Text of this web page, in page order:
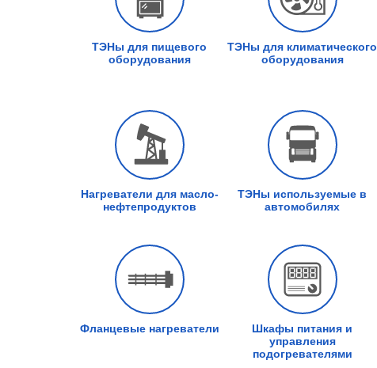
ТЭНы для пищевого
оборудования
ТЭНы для климатического
оборудования
Нагреватели для масло-
нефтепродуктов
ТЭНы используемые в
автомобилях
Фланцевые нагреватели
Шкафы питания и
управления
подогревателями